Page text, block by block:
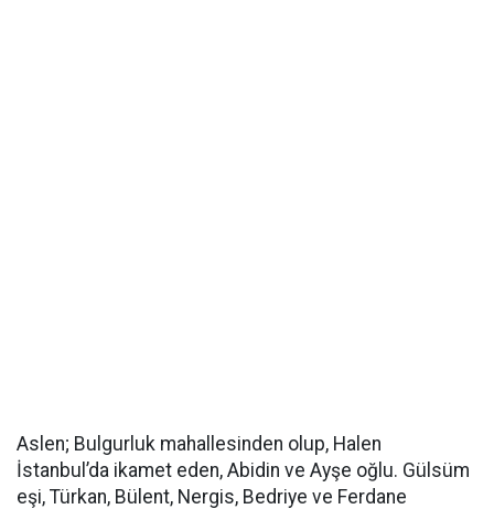
Aslen; Bulgurluk mahallesinden olup, Halen
İstanbul’da ikamet eden, Abidin ve Ayşe oğlu. Gülsüm
eşi, Türkan, Bülent, Nergis, Bedriye ve Ferdane